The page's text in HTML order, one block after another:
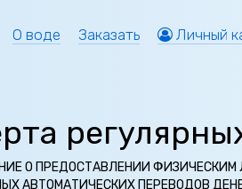
О воде Заказать Личный
О ПРЕДОСТАВЛЕНИИ
АВТОМАТИЧЕСКИХ ПЕРЕВОДОВ